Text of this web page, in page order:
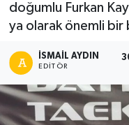
doğumlu Furkan
ya olarak önemli bir
İSMAIL AYDIN
EDITÖR